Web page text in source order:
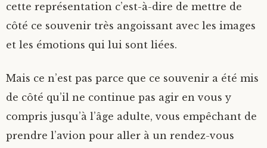
cette représentation c’est-à-dire de mettre de
côté ce souvenir très angoissant avec les images
et les émotions qui lui sont liées.
Mais ce n’est pas parce que ce souvenir a été mis
de côté qu’il ne continue pas agir en vous y
compris jusqu’à l’âge adulte, vous empêchant de
prendre l’avion pour aller à un rendez-vous